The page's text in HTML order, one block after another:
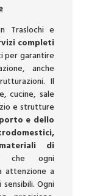
Traslochi e
completi
per garantire
anche
Il
cucine, sale
e strutture
e dello
di
che ogni
attenzione a
Ogni